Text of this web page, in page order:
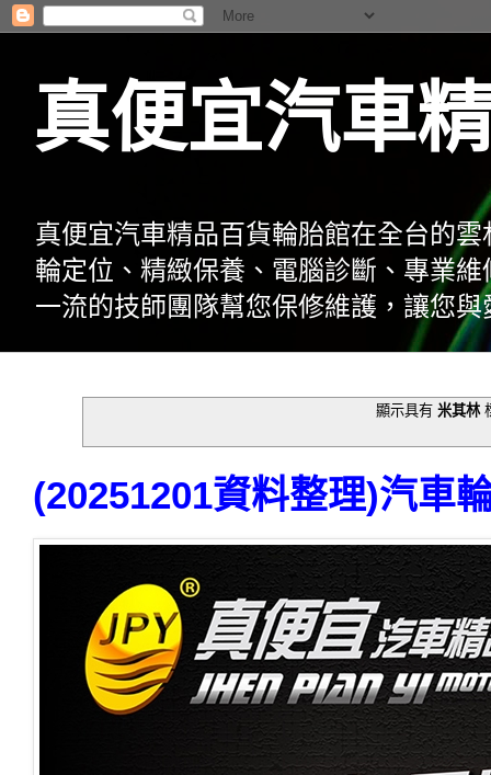
真便宜汽車
真便宜汽車精品百貨輪胎館在全台的
輪定位、精緻保養、電腦診斷、專業
一流的技師團隊幫您保修維護，讓您
顯示具有 米其林
(20251201資料整理)汽車